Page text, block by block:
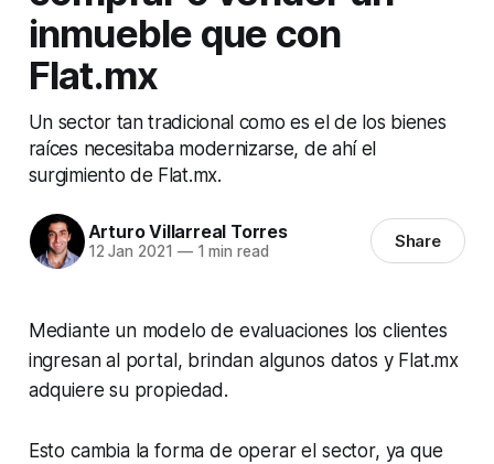
inmueble que con
Flat.mx
Un sector tan tradicional como es el de los bienes
raíces necesitaba modernizarse, de ahí el
surgimiento de Flat.mx.
Arturo Villarreal Torres
12 Jan 2021 —1 min read Share
Mediante un modelo de evaluaciones los clientes
ingresan al portal, brindan algunos datos y Flat.mx
adquiere su propiedad.
Esto cambia la forma de operar el sector, ya que